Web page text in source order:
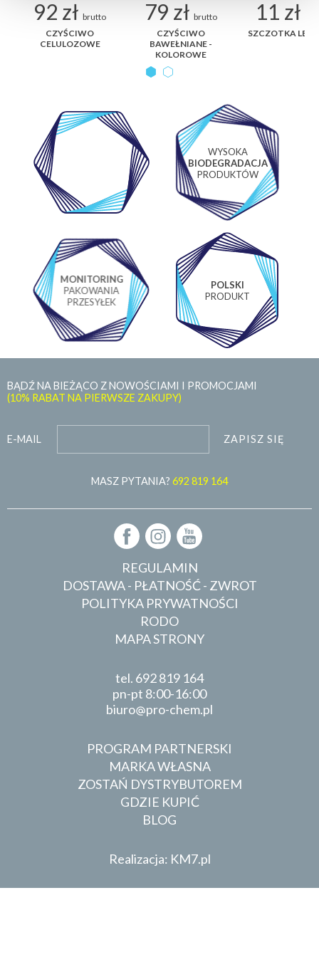
92 zł brutto
CZYŚCIWO
CELULOZOWE
79 zł brutto
CZYŚCIWO
BAWEŁNIANE -
KOLOROWE
11 zł
SZCZOTKA
WYSOKA
BIODEGRADACJA
PRODUKTÓW
MONITORING
PAKOWANIA
PRZESYŁEK
POLSKI
PRODUKT
BĄDŹ NA BIEŻĄCO Z NOWOŚCIAMI I PROMOCJAMI
(10% RABAT NA PIERWSZE ZAKUPY)
E-MAIL ZAPISZ SIĘ
MASZ PYTANIA? 692 819 164
REGULAMIN
DOSTAWA - PŁATNOŚĆ - ZWROT
POLITYKA PRYWATNOŚCI
RODO
MAPA STRONY
tel. 692 819 164
pn-pt 8:00-16:00
biuro
pro-chem.pl
PROGRAM PARTNERSKI
MARKA WŁASNA
ZOSTAŃ DYSTRYBUTOREM
GDZIE KUPIĆ
BLOG
Realizacja: KM7.pl